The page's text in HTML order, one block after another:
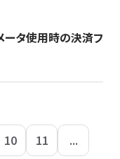
ータ使用時の決済フ
10 11
...